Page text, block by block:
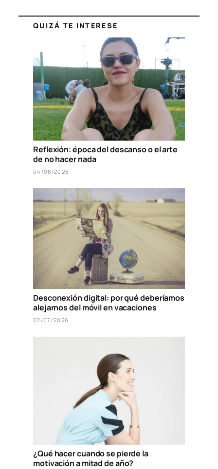
QUIZÁ TE INTERESE
Reflexión: época del descanso o el arte
de no hacer nada
04/08/2026
Desconexión digital: por qué deberíamos
alejarnos del móvil en vacaciones
07/07/2026
¿Qué hacer cuando se pierde la
motivación a mitad de año?